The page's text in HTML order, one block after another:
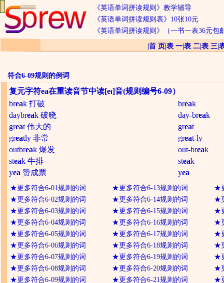
《英语单词拼读规则》教学辅导
《英语单词拼读规则表》10张10元
《英语单词拼读规则》（一书一表36元包
首 页| 表 一| 表 二| 表 三|
符合6-09规则的例词
复元字符ea在重读音节中读[e ]音(规则编号6-09）
break 打破
daybreak 破晓
great 伟大的
greatly 非常
outbreak 爆发
steak 牛排
yea 赞成票
break
day-break
great
great-ly
out-break
steak
yea
★更多符合6-01规则的词
★更多符合6-02规则的词
★更多符合6-03规则的词
★更多符合6-04规则的词
★更多符合6-05规则的词
★更多符合6-06规则的词
★更多符合6-07规则的词
★更多符合6-08规则的词
★更多符合6-09规则的词
★更多符合6-13规则的词
★更多符合6-14规则的词
★更多符合6-15规则的词
★更多符合6-16规则的词
★更多符合6-17规则的词
★更多符合6-18规则的词
★更多符合6-19规则的词
★更多符合6-20规则的词
★更多符合6-21规则的词
★
★
★
★
★
★
★
★
★